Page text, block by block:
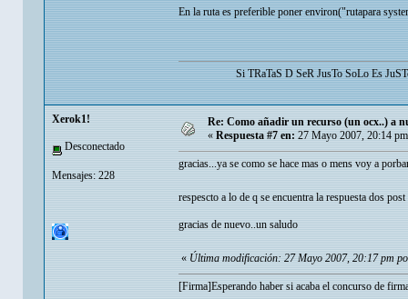
En la ruta es preferible poner environ("rutapara
Si TRaTaS D SeR JusTo SoLo Es
Xerok1!
Desconectado
Mensajes: 228
Re: Como añadir un recurso (un ocx..) a
« Respuesta #7 en: 27 Mayo 2007, 20:14
gracias...ya se como se hace mas o mens voy a
respescto a lo de q se encuentra la respuesta dos
gracias de nuevo..un saludo
« Última modificación: 27 Mayo 2007, 20:17 pm
[Firma]Esperando haber si acaba el concurso de